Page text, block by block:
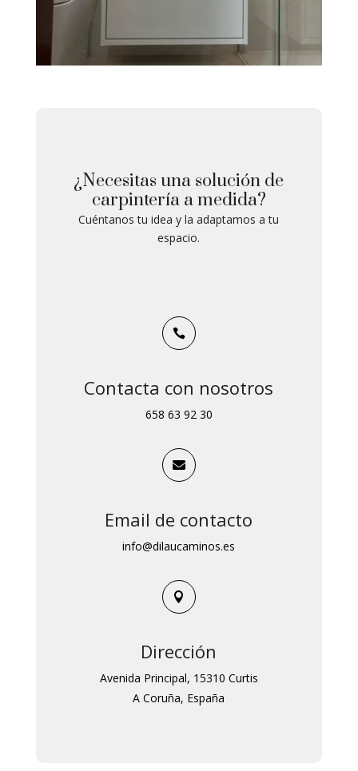
¿Necesitas una solución de
carpintería a medida?
Cuéntanos tu idea y la adaptamos a tu
espacio.

Contacta con nosotros
658 63 92 30

Email de contacto
info@dilaucaminos.es

Dirección
Avenida Principal, 15310 Curtis
A Coruña, España